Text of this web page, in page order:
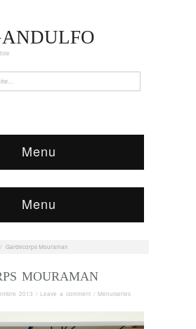
Menu
Menu
/ Gardecorps Mouraman
MOURAMAN
2013 / Leave a comment / Menuiseries